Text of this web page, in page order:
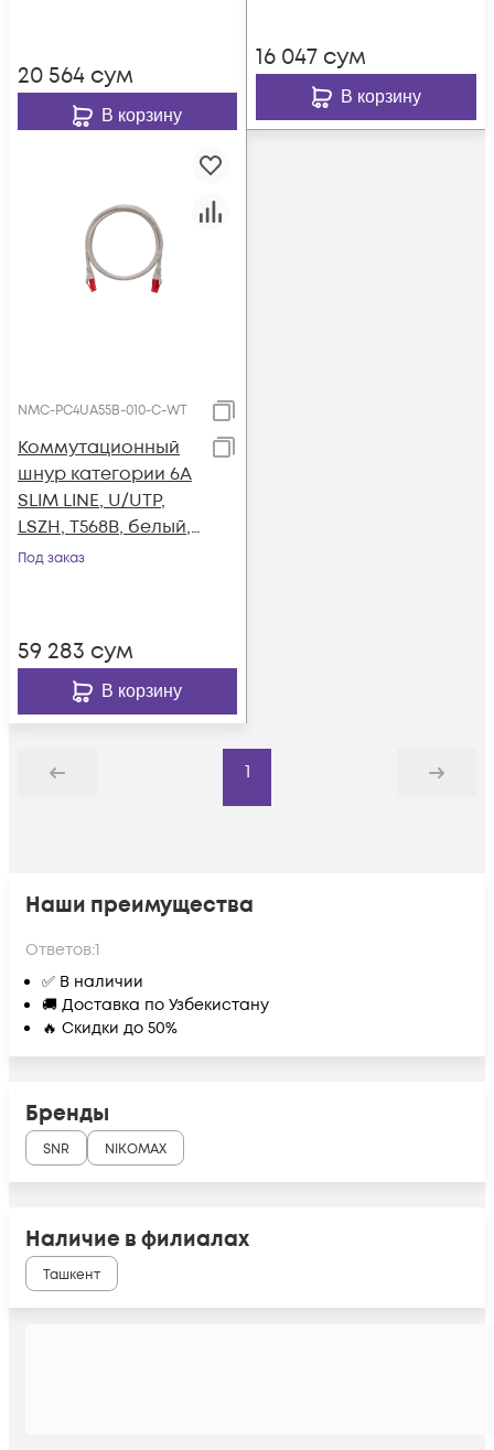
20 564 сум
В корзину
16 047 сум
В корзину
NMC-PC4UA55B-010-C-WT
Коммутационный
шнур категории 6A
SLIM LINE, U/UTP,
LSZH, T568B, белый, 1
м
Под заказ
59 283 сум
В корзину
Назад
1
Дальше
Наши преимущества
Ответов:1
✅ В наличии
🚚 Доставка по Узбекистану
🔥 Скидки до 50%
Бренды
SNR NIKOMAX
Наличие в филиалах
Ташкент